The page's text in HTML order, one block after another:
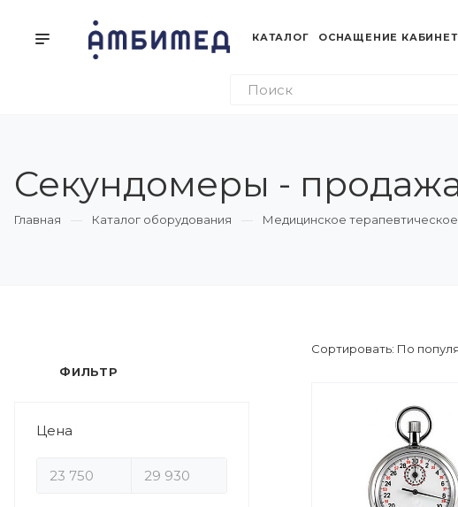
КАТАЛОГ ОСНАЩЕНИЕ
Секундомеры -
Главная Каталог оборудования Медицинское
ФИЛЬТР
Цена
Сортировать: По